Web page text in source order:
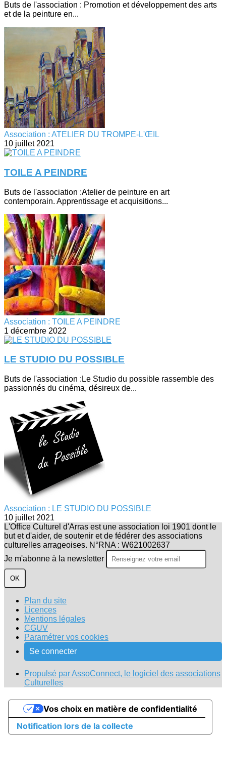
Buts de l'association : Promotion et développement des arts
et de la peinture en...
Association : ATELIER DU TROMPE-L'ŒIL
10 juillet 2021
TOILE A PEINDRE
Buts de l'association :Atelier de peinture en art
contemporain. Apprentissage et acquisitions...
Association : TOILE A PEINDRE
1 décembre 2022
LE STUDIO DU POSSIBLE
Buts de l'association :Le Studio du possible rassemble des
passionnés du cinéma, désireux de...
Association : LE STUDIO DU POSSIBLE
10 juillet 2021
L'Office Culturel d'Arras est une association loi 1901 dont le
but et d'aider, de soutenir et de fédérer des associations
culturelles arrageoises. N°RNA : W621002637
Je m'abonne à la newsletter
OK
Plan du site
Licences
Mentions légales
CGUV
Paramétrer vos cookies
Se connecter
Propulsé par AssoConnect, le logiciel des associations
Culturelles
Notification lors de la collecte
Vos choix en matière de confidentialité